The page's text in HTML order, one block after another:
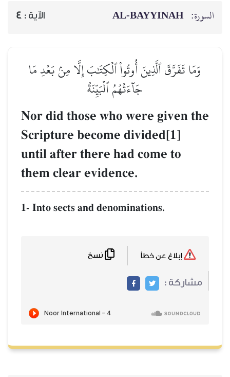
السورة: AL‑BAYYINAH الآية : 4
وَمَا تَفَرَّقَ ٱلَّذِينَ أُوتُواْ ٱلۡكِتَٰبَ إِلَّا مِنۢ بَعۡدِ مَا
جَآءَتۡهُمُ ٱلۡبَيِّنَةُ
Nor did those who were given the
Scripture become divided[1]
until after there had come to
them clear evidence.
1- Into sects and denominations.
مشاركة :